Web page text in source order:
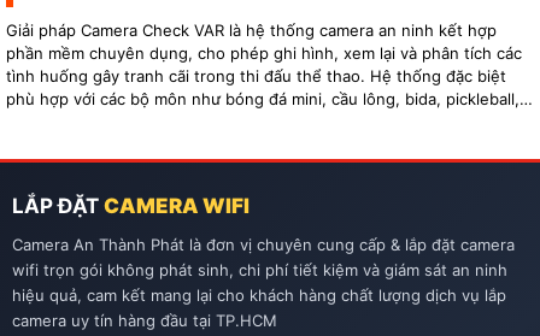
Giải pháp Camera Check VAR là hệ thống camera an ninh kết hợp
phần mềm chuyên dụng, cho phép ghi hình, xem lại và phân tích các
tình huống gây tranh cãi trong thi đấu thể thao. Hệ thống đặc biệt
phù hợp với các bộ môn như bóng đá mini, cầu lông, bida, pickleball,
LẮP ĐẶT CAMERA WIFI
Camera An Thành Phát là đơn vị chuyên cung cấp & lắp đặt camera
wifi trọn gói không phát sinh, chi phí tiết kiệm và giám sát an ninh
hiệu quả, cam kết mang lại cho khách hàng chất lượng dịch vụ lắp
camera uy tín hàng đầu tại TP.HCM